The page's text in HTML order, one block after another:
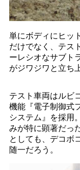
単にボディにヒッ
だけでなく、テス
ーレシオなサブト
がジワジワと立ち
テスト車両はルビ
機能『電子制御式
システム』を採用
みが特に顕著だっ
としても、デコボ
随一だろう。